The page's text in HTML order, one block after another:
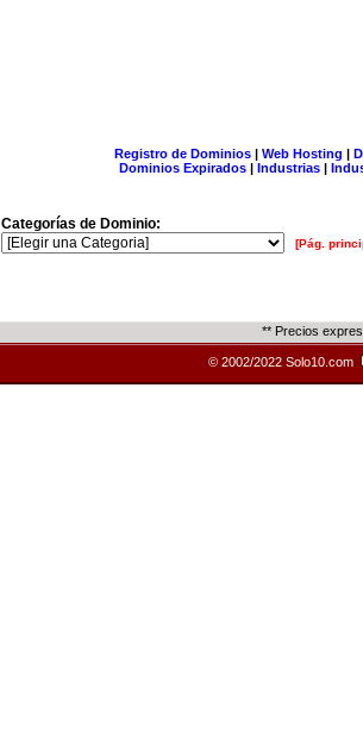
Registro de Dominios| Web Hosting |
Dominios Expirados | Industrias |
Categorías de Dominio:
[Pág.
** Precios
© 2002/2022 Solo10.com